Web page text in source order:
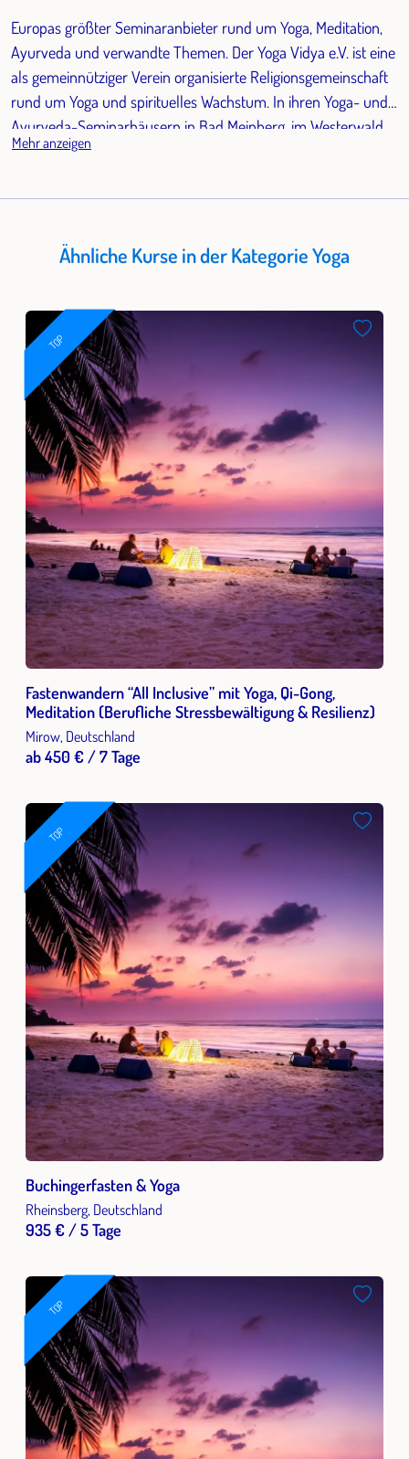
Europas größter Seminaranbieter rund um Yoga, Meditation,
Ayurveda und verwandte Themen. Der Yoga Vidya e.V. ist eine
als gemeinnütziger Verein organisierte Religionsgemeinschaft
rund um Yoga und spirituelles Wachstum. In ihren Yoga- und
Ayurveda-Seminarhäusern in Bad Meinberg, im Westerwald,
an der Nordsee und im Allgäu finden Interessierte an 365
Erfahrungsschatz.
Mehr anzeigen
Ähnliche Kurse in der Kategorie Yoga
TOP
Fastenwandern “All Inclusive” mit Yoga, Qi-Gong,
Meditation (Berufliche Stressbewältigung & Resilienz)
Mirow, Deutschland
ab 450 € / 7 Tage
TOP
Buchingerfasten & Yoga
Rheinsberg, Deutschland
935 € / 5 Tage
TOP